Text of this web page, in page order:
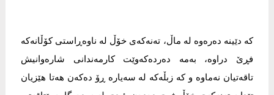
کە دێینە دەرەوە لە ماڵ، تەنەکەی خۆڵ لە ناوەڕاستی کۆڵانەکە
فڕێ دراوە، بەمە دەردەکەوێت کارمەندانی شارەوانیش
تاقەتیان نەماوە و کە زبڵەکە لە سەیارە ڕۆ دەکەن هەتا هێزیان